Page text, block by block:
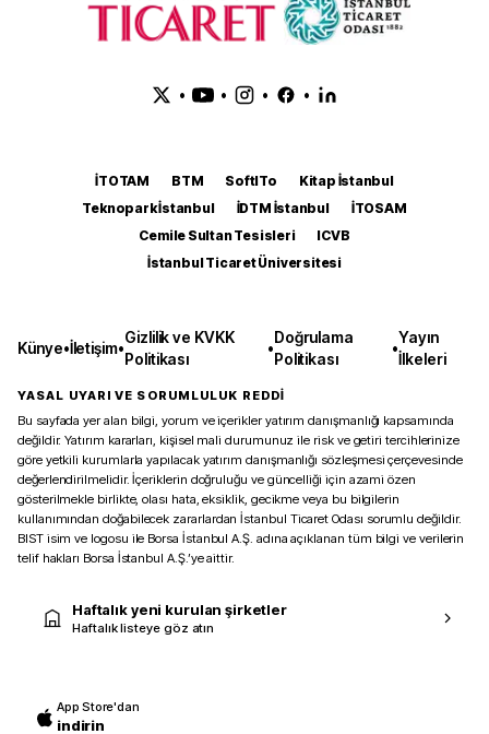
• • • •
İTOTAM BTM SoftITo
Kitap İstanbul
Teknopark İstanbul
İDTM İstanbul
İTOSAM
Cemile Sultan Tesisleri
ICVB
İstanbul Ticaret Üniversitesi
Künye•İletişim•
Gizlilik ve KVKK
Politikası
•
Doğrulama
Politikası
•
Yayın
İlkeleri
YASAL UYARI VE SORUMLULUK REDDİ
Bu sayfada yer alan bilgi, yorum ve içerikler yatırım danışmanlığı kapsamında
değildir. Yatırım kararları, kişisel mali durumunuz ile risk ve getiri tercihlerinize
göre yetkili kurumlarla yapılacak yatırım danışmanlığı sözleşmesi çerçevesinde
değerlendirilmelidir. İçeriklerin doğruluğu ve güncelliği için azami özen
gösterilmekle birlikte, olası hata, eksiklik, gecikme veya bu bilgilerin
kullanımından doğabilecek zararlardan İstanbul Ticaret Odası sorumlu değildir.
BIST isim ve logosu ile Borsa İstanbul A.Ş. adına açıklanan tüm bilgi ve verilerin
telif hakları Borsa İstanbul A.Ş.’ye aittir.
Haftalık yeni kurulan şirketler
Haftalık listeye göz atın
App Store'dan
indirin